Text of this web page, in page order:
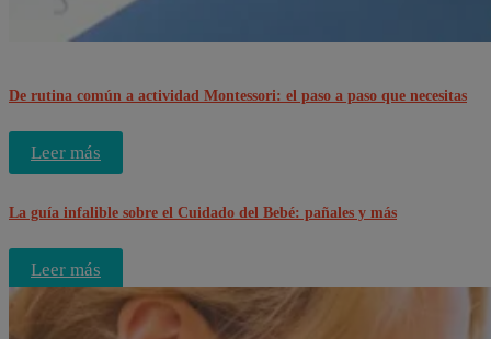
De rutina común a actividad Montessori: el paso a paso que necesitas
Leer más
La guía infalible sobre el Cuidado del Bebé: pañales y más
Leer más